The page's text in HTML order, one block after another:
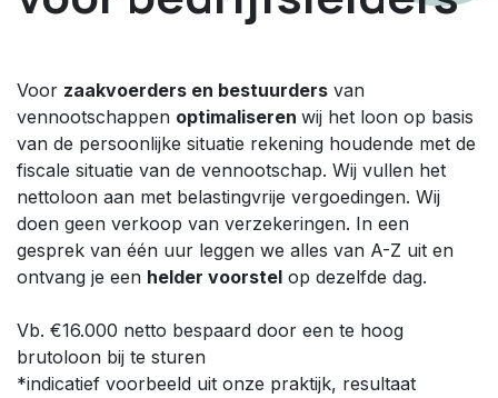
Voor zaakvoerders en bestuurders van
vennootschappen optimaliseren wij het loon op basis
van de persoonlijke situatie rekening houdende met de
fiscale situatie van de vennootschap. Wij vullen het
nettoloon aan met belastingvrije vergoedingen. Wij
doen geen verkoop van verzekeringen. In een
gesprek van één uur leggen we alles van A-Z uit en
ontvang je een helder voorstel op dezelfde dag.
Vb. €16.000 netto bespaard door een te hoog
brutoloon bij te sturen
*indicatief voorbeeld uit onze praktijk, resultaat